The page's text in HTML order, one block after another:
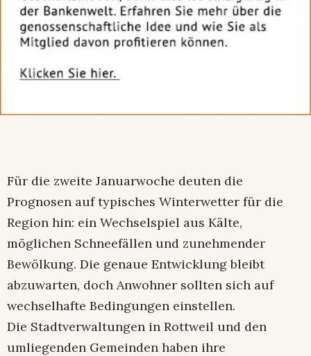
Für die zweite Januarwoche deuten die
Prognosen auf typisches Winterwetter für die
Region hin: ein Wechselspiel aus Kälte,
möglichen Schneefällen und zunehmender
Bewölkung. Die genaue Entwicklung bleibt
abzuwarten, doch Anwohner sollten sich auf
wechselhafte Bedingungen einstellen.
Die Stadtverwaltungen in Rottweil und den
umliegenden Gemeinden haben ihre